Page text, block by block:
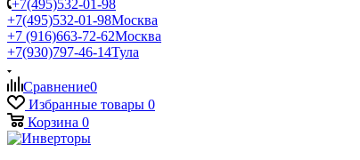
+7(495)532-01-98
+7(495)532-01-98Москва
+7 (916)663-72-62Москва
+7(930)797-46-14Тула
Сравнение0
Избранные товары 0
Корзина 0